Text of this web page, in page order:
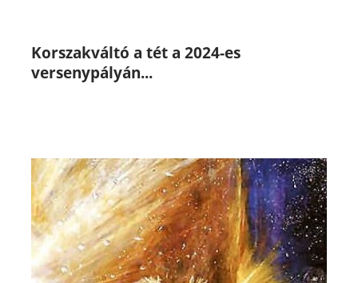
Korszakváltó a tét a 2024-es
versenypályán...